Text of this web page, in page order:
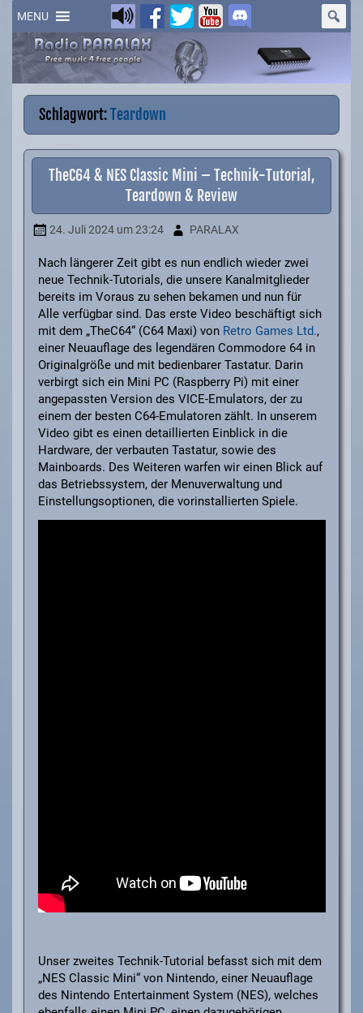
Skip
content
MENU
Schlagwort:Teardown
TheC64 & NES Classic Mini – Technik-Tutorial,
Teardown & Review
24. Juli 2024um 23:24 PARALAX
Nach längerer Zeit gibt es nun endlich wieder zwei
neue Technik-Tutorials, die unsere Kanalmitglieder
bereits im Voraus zu sehen bekamen und nun für
Alle verfügbar sind. Das erste Video beschäftigt sich
mit dem „TheC64“ (C64 Maxi) von Retro Games Ltd.,
einer Neuauflage des legendären Commodore 64 in
Originalgröße und mit bedienbarer Tastatur. Darin
verbirgt sich ein Mini PC (Raspberry Pi) mit einer
angepassten Version des VICE-Emulators, der zu
einem der besten C64-Emulatoren zählt. In unserem
Video gibt es einen detaillierten Einblick in die
Hardware, der verbauten Tastatur, sowie des
Mainboards. Des Weiteren warfen wir einen Blick auf
das Betriebssystem, der Menuverwaltung und
Einstellungsoptionen, die vorinstallierten Spiele.
Unser zweites Technik-Tutorial befasst sich mit dem
„NES Classic Mini“ von Nintendo, einer Neuauflage
des Nintendo Entertainment System (NES), welches